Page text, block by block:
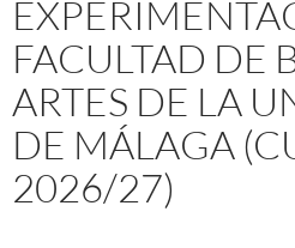
FACULTAD DE
ARTES DE LA
DE MÁLAGA
2026/27)